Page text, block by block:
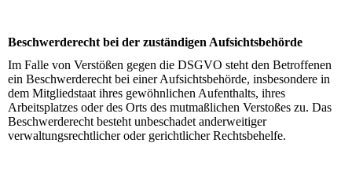
Beschwerderecht bei der zuständigen Aufsichtsbehörde
Im Falle von Verstößen gegen die DSGVO steht den Betroffenen
ein Beschwerderecht bei einer Aufsichtsbehörde, insbesondere in
dem Mitgliedstaat ihres gewöhnlichen Aufenthalts, ihres
Arbeitsplatzes oder des Orts des mutmaßlichen Verstoßes zu. Das
Beschwerderecht besteht unbeschadet anderweitiger
verwaltungsrechtlicher oder gerichtlicher Rechtsbehelfe.